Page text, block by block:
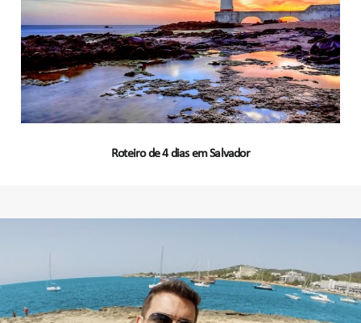
Roteiro de 4 dias em Salvador